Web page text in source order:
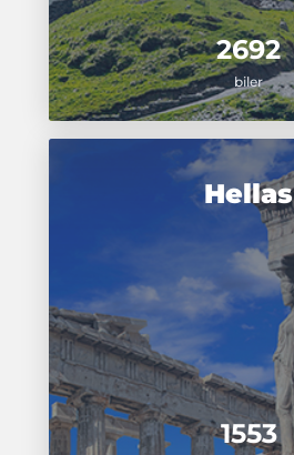
2692
biler
1553
Hellas